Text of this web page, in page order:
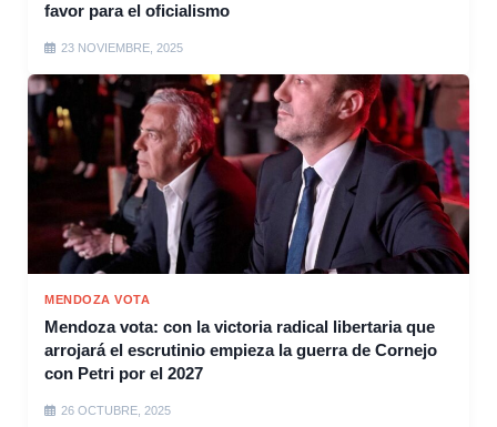
favor para el oficialismo
23 NOVIEMBRE, 2025
MENDOZA VOTA
Mendoza vota: con la victoria radical libertaria que
arrojará el escrutinio empieza la guerra de Cornejo
con Petri por el 2027
26 OCTUBRE, 2025